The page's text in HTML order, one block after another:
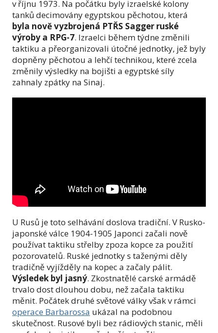
v říjnu 1973. Na počátku byly izraelské kolony
tanků decimovány egyptskou pěchotou, která
byla nově vyzbrojená PTŘS Sagger ruské
výroby a RPG-7. Izraelci během týdne změnili
taktiku a přeorganizovali útočné jednotky, jež byly
dopněny pěchotou a lehčí technikou, které zcela
změnily výsledky na bojišti a egyptské síly
zahnaly zpátky na Sinaj.
U Rusů je toto selhávání doslova tradiční. V Rusko-
japonské válce 1904-1905 Japonci začali nově
používat taktiku střelby zpoza kopce za použití
pozorovatelů. Ruské jednotky s taženými děly
tradičně vyjížděly na kopec a začaly pálit.
Výsledek byl jasný. Zkostnatělé carské armádě
trvalo dost dlouhou dobu, než začala taktiku
měnit. Počátek druhé světové války však v rámci
operace Barbarossa ukázal na podobnou
skutečnost. Rusové byli bez rádiových stanic, měli